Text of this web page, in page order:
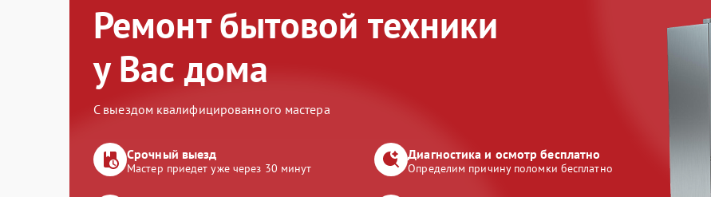
Ремонт бытовой техники
у Вас дома
С выездом квалифицированного мастера
Срочный выезд
Мастер приедет уже через 30 минут
Диагностика и осмотр бесплатно
Определим причину поломки бесплатно